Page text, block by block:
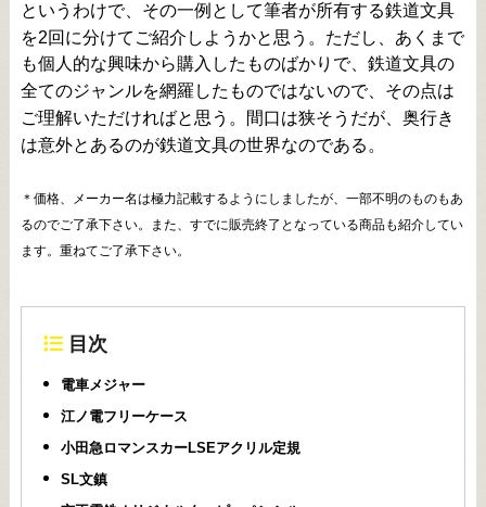
というわけで、その一例として筆者が所有する鉄道文具
を2回に分けてご紹介しようかと思う。ただし、あくまで
も個人的な興味から購入したものばかりで、鉄道文具の
全てのジャンルを網羅したものではないので、その点は
ご理解いただければと思う。間口は狭そうだが、奥行き
は意外とあるのが鉄道文具の世界なのである。
＊価格、メーカー名は極力記載するようにしましたが、一部不明のものもあ
るのでご了承下さい。また、すでに販売終了となっている商品も紹介してい
ます。重ねてご了承下さい。
目次
電車メジャー
江ノ電フリーケース
小田急ロマンスカーLSEアクリル定規
SL文鎮